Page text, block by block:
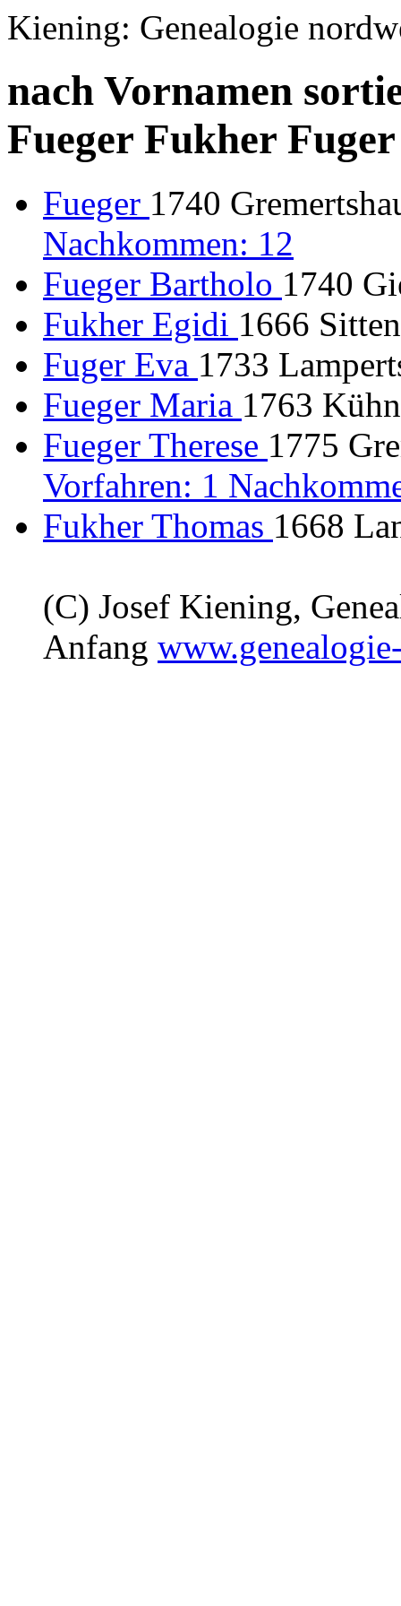
Kiening: Genealogie
nach Vornamen
Fueger Fukher Fuger
Fueger 1740
Nachkommen: 12
Fueger Bartholo 1740
Fukher Egidi 1666
Fuger Eva 1733
Fueger Maria 1763
Fueger Therese 1775
Vorfahren: 1
Fukher Thomas 1668
(C) Josef Kiening,
Anfang